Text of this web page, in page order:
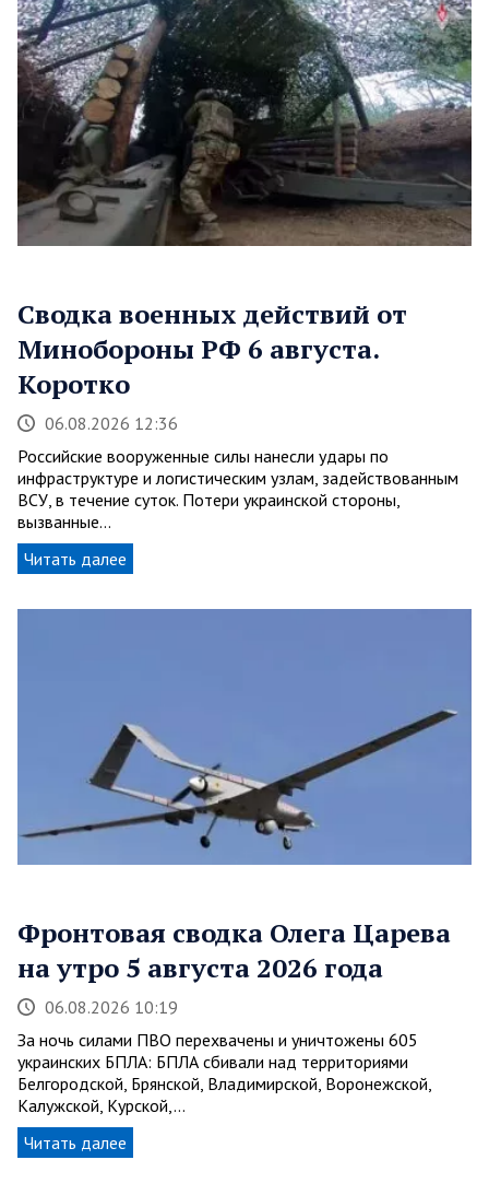
Сводка военных действий от
Минобороны РФ 6 августа.
Коротко
06.08.2026 12:36
Российские вооруженные силы нанесли удары по
инфраструктуре и логистическим узлам, задействованным
ВСУ, в течение суток. Потери украинской стороны,
вызванные…
Читать далее
Фронтовая сводка Олега Царева
на утро 5 августа 2026 года
06.08.2026 10:19
За ночь силами ПВО перехвачены и уничтожены 605
украинских БПЛА: БПЛА сбивали над территориями
Белгородской, Брянской, Владимирской, Воронежской,
Калужской, Курской,…
Читать далее